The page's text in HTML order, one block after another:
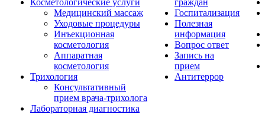
Косметологические услуги
Медицинский массаж
Уходовые процедуры
Инъекционная
косметология
Аппаратная
косметология
Трихология
Консультативный
прием врача-трихолога
Лабораторная диагностика
граждан
Госпитализация
Полезная
информация
Вопрос ответ
Запись на
прием
Антитеррор